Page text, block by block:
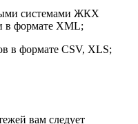
системами ЖКХ
в формате XML;
в формате CSV, XLS;
вам следует